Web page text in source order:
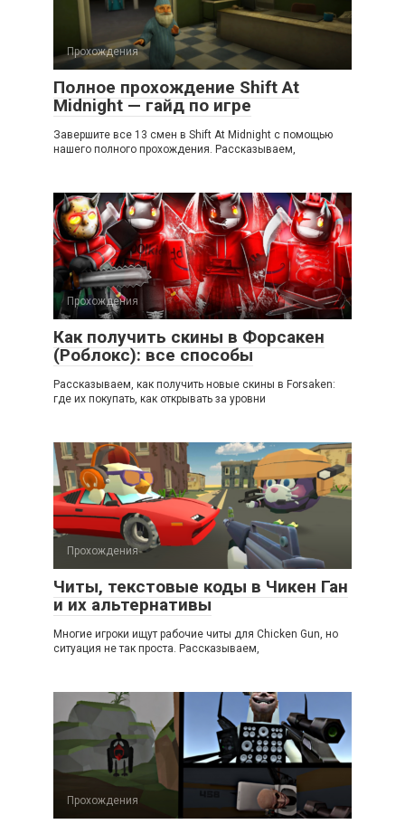
Прохождения
Полное прохождение Shift At
Midnight — гайд по игре
Завершите все 13 смен в Shift At Midnight с помощью
нашего полного прохождения. Рассказываем,
Прохождения
Как получить скины в Форсакен
(Роблокс): все способы
Рассказываем, как получить новые скины в Forsaken:
где их покупать, как открывать за уровни
Прохождения
Читы, текстовые коды в Чикен Ган
и их альтернативы
Многие игроки ищут рабочие читы для Chicken Gun, но
ситуация не так проста. Рассказываем,
Прохождения